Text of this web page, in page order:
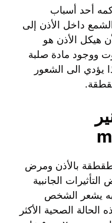
أحد أسباب
داخل الأذن إلى
هيكل الأذن هو
ووجود مادة صلبة
يؤدي الى الشعور
طقطقة بالأذن ومرض
الجانبية
به يشعر الشخص
الصحية الأكثر